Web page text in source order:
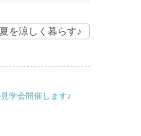
夏を涼しく暮らす♪
学会開催します♪